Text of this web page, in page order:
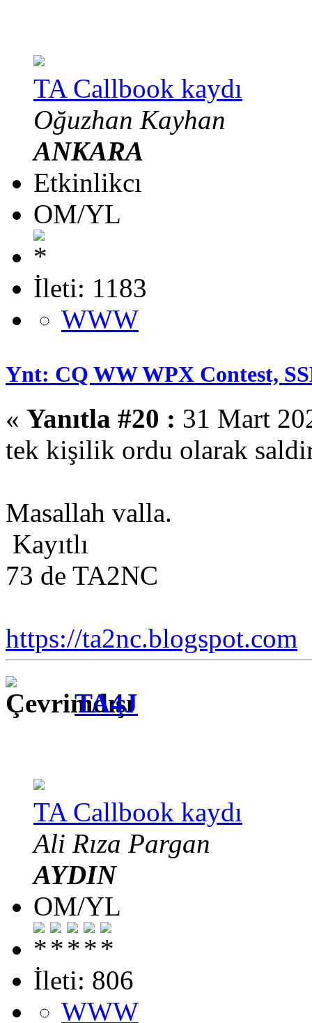
TA Callbook kaydı
Oğuzhan Kayhan
ANKARA
Etkinlikcı
OM/YL
İleti: 1183
WWW
Ynt: CQ WW WPX Contest,
« Yanıtla #20 : 31 Mart
tek kişilik ordu olarak
Masallah valla.
Kayıtlı
73 de TA2NC
https://ta2nc.blogspot.com
TA4J
TA Callbook kaydı
Ali Rıza Pargan
AYDIN
OM/YL
İleti: 806
WWW